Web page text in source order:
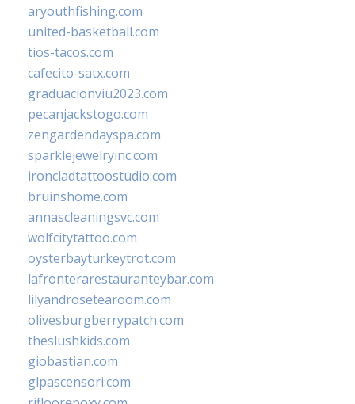
aryouthfishing.com
united-basketball.com
tios-tacos.com
cafecito-satx.com
graduacionviu2023.com
pecanjackstogo.com
zengardendayspa.com
sparklejewelryinc.com
ironcladtattoostudio.com
bruinshome.com
annascleaningsvc.com
wolfcitytattoo.com
oysterbayturkeytrot.com
lafronterarestauranteybar.com
lilyandrosetearoom.com
olivesburgberrypatch.com
theslushkids.com
giobastian.com
glpascensori.com